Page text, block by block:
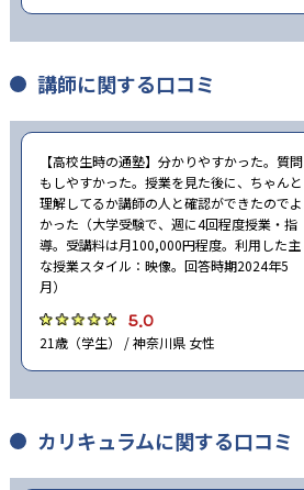
講師に関する口コミ
【高校生時の通塾】分かりやすかった。質問
もしやすかった。授業を見た後に、ちゃんと
理解してるか講師の人と確認ができたのでよ
かった（大学受験で、週に4回程度授業・指
導。受講料は月100,000円程度。利用した主
な授業スタイル：映像。回答時期2024年5
月）
5.0
21歳（学生） / 神奈川県 女性
カリキュラムに関する口コミ